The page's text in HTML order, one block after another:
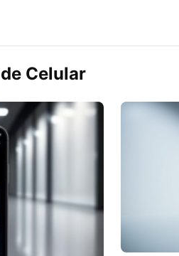
Celular